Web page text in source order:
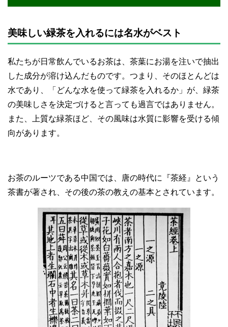
美味しい緑茶を入れるには名水がベスト
私たちが日常飲んでいるお茶は、茶葉にお湯を注いで抽出
した成分が溶け込んだものです。つまり、そのほとんどは
水であり、「どんな水を使って緑茶を入れるか」が、緑茶
の美味しさを決定づけると言っても過言ではありません。
また、上質な緑茶ほど、その風味は水質に影響を受ける傾
向があります。
お茶のルーツである中国では、唐の時代に『茶経』という
茶書が著され、その後の茶の教えの基本とされています。